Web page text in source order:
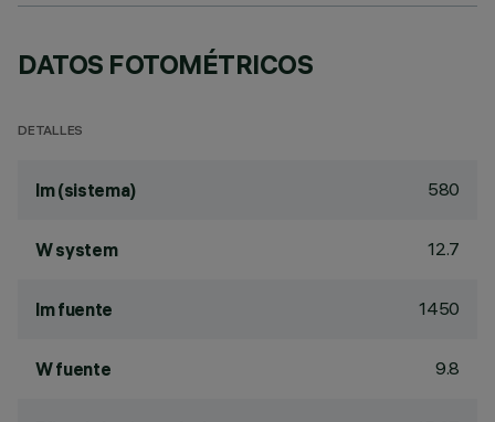
DATOS FOTOMÉTRICOS
DETALLES
lm (sistema) 580
W system 12.7
lm fuente 1450
W fuente 9.8